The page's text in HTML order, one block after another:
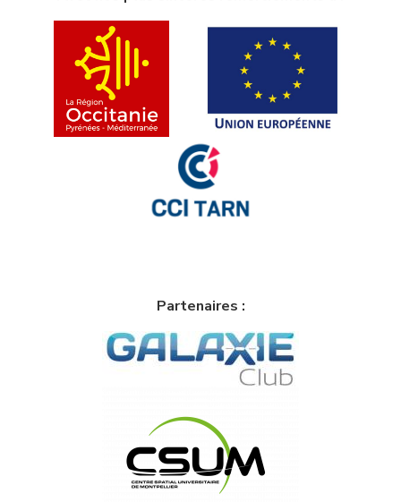
Partenaires :